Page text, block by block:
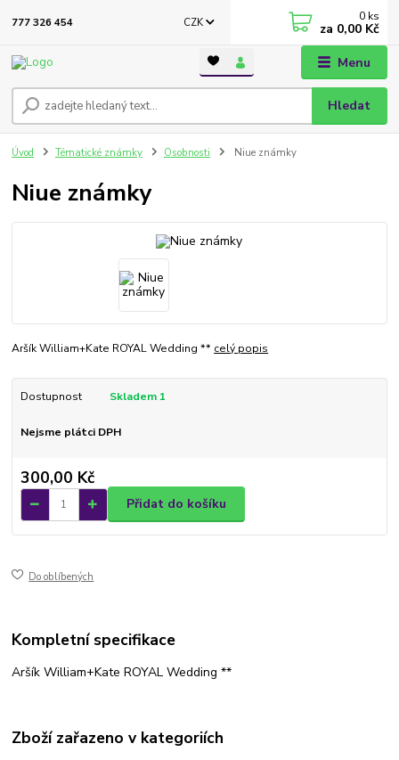
Menu
CZK
Hledat
777 326 454 0 ks
za 0,00 Kč
Úvod Tématické známky Osobnosti Niue známky
Niue známky
Aršík William+Kate ROYAL Wedding ** celý popis
Dostupnost Skladem 1
Nejsme plátci DPH
300,00 Kč
Přidat do košíku
Do oblíbených
Kompletní specifikace
Aršík William+Kate ROYAL Wedding **
Zboží zařazeno v kategoriích